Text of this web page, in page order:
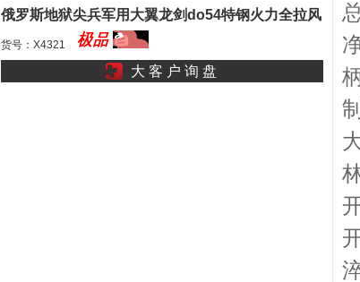
俄罗斯地狱尖兵军用大翼龙剑do54特钢火力全拉风
新款疾速龙防身战术指环手大剢
货号：X4321
大 客 户 询 盘